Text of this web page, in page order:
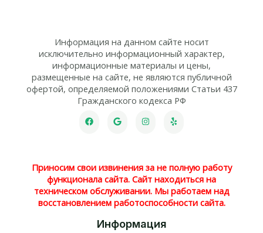
Информация на данном сайте носит
исключительно информационный характер,
информационные материалы и цены,
размещенные на сайте, не являются публичной
офертой, определяемой положениями Статьи 437
Гражданского кодекса РФ
Приносим свои извинения за не полную работу
функционала сайта. Сайт находиться на
техническом обслуживании. Мы работаем над
восстановлением работоспособности сайта.
Информация